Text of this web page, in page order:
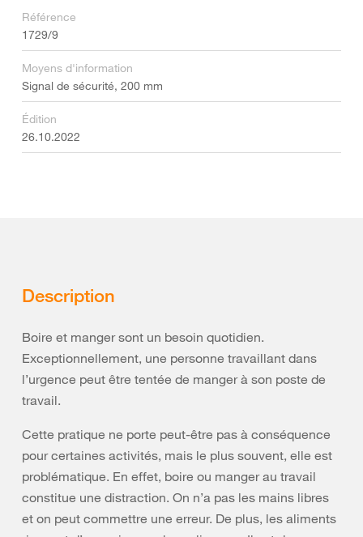
Référence
1729/9
Moyens d'information
Signal de sécurité, 200 mm
Édition
26.10.2022
Description
Boire et manger sont un besoin quotidien.
Exceptionnellement, une personne travaillant dans
l’urgence peut être tentée de manger à son poste de
travail.
Cette pratique ne porte peut-être pas à conséquence
pour certaines activités, mais le plus souvent, elle est
problématique. En effet, boire ou manger au travail
constitue une distraction. On n’a pas les mains libres
et on peut commettre une erreur. De plus, les aliments